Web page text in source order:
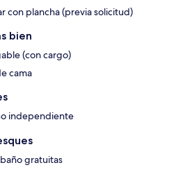
con plancha (previa solicitud)
bien
(con cargo)
cama
independiente
gratuitas